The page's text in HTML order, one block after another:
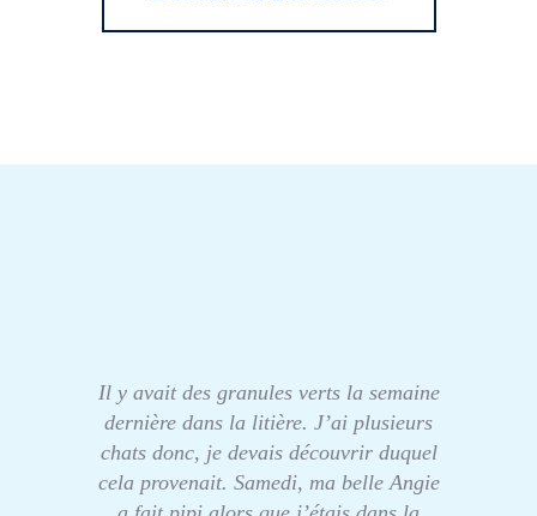
Il y avait des granules verts la semaine
dernière dans la litière. J’ai plusieurs
chats donc, je devais découvrir duquel
cela provenait. Samedi, ma belle Angie